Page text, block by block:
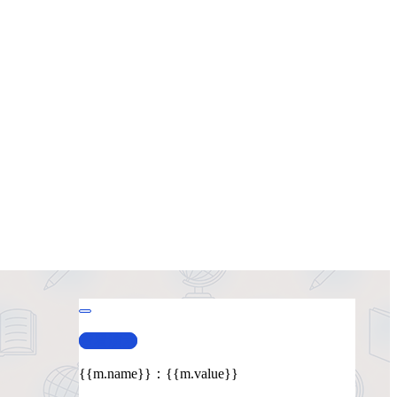
查看演示
{{m.name}} ： {{m.value}}